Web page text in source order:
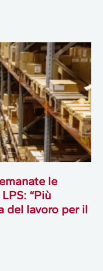
le
“Più
del lavoro per il